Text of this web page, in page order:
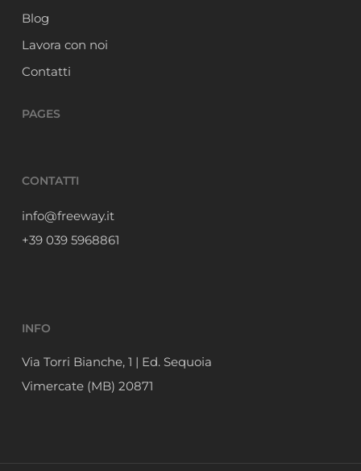
Blog
Lavora con noi
Contatti
PAGES
CONTATTI
info@freeway.it
+39 039 5968861
INFO
Via Torri Bianche, 1 | Ed. Sequoia
Vimercate (MB) 20871